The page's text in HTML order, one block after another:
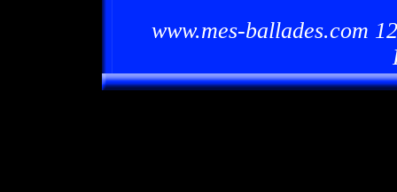
www.mes-ballades.com